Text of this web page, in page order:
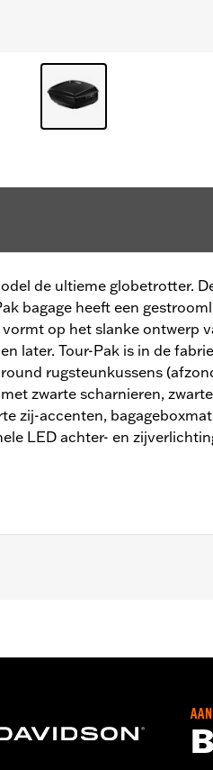
de ultieme globetrotter.
bagage heeft een
op het slanke ontwerp
later. Tour-Pak is in de
rugsteunkussens
zwarte scharnieren,
zij-accenten,
LED achter- en
aanschaf van de Tour-
aparte aanschaf van de